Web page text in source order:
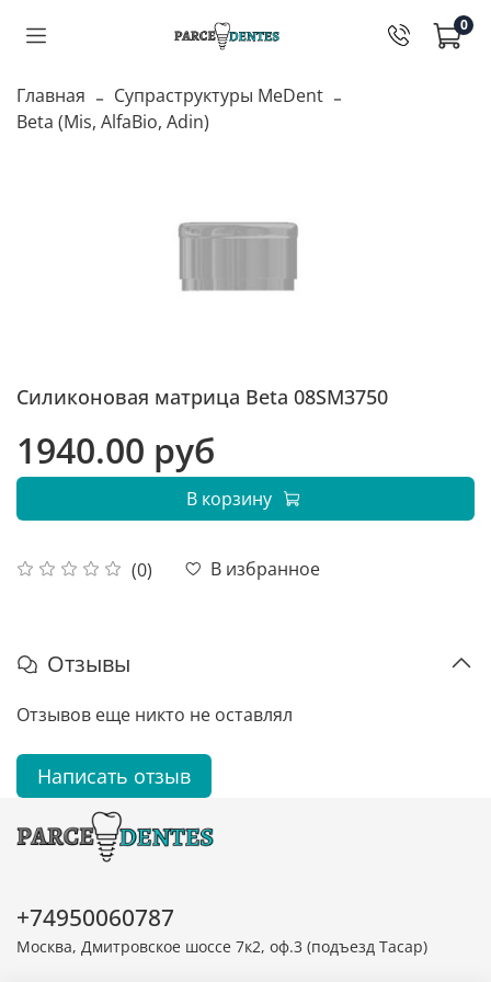
0
Главная
Супраструктуры MeDent
Beta (Mis, AlfaBio, Adin)
Силиконовая матрица Beta 08SM3750
(0) В избранное
1940.00 руб
В корзину
Отзывы
Отзывов еще никто не оставлял
Написать отзыв
+74950060787
Москва, Дмитровское шоссе 7к2, оф.3 (подъезд Тасар)